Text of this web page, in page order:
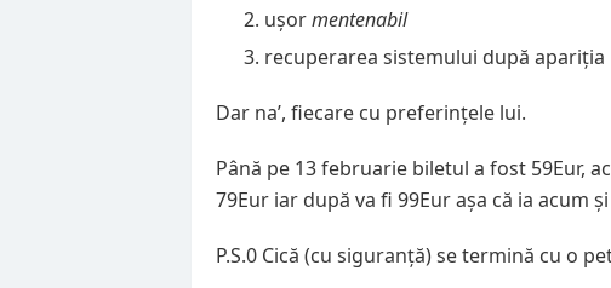
ușormentenabil
recuperarea sistemului după
Dar na’, fiecare cu preferințele lui.
Până pe 13 februarie biletul a fost 59Eur,
79Eur iar după va fi 99Eur așa că ia acum
P.S.0 Cică (cu siguranță) se termină cu o